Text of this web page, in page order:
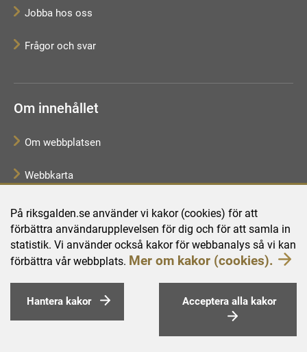
På riksgalden.se använder vi kakor (cookies) för att
förbättra användarupplevelsen för dig och för att samla in
statistik. Vi använder också kakor för webbanalys så vi kan
förbättra vår webbplats. Mer om kakor (cookies).
Hantera kakor Acceptera alla kakor
Jobba hos oss
Frågor och svar
Om innehållet
Om webbplatsen
Webbkarta
Tillgänglighetsredogörelse
Behandling av personuppgifter